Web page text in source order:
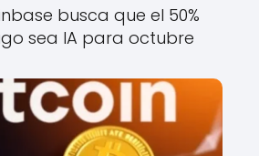
busca que el 50%
sea IA para octubre